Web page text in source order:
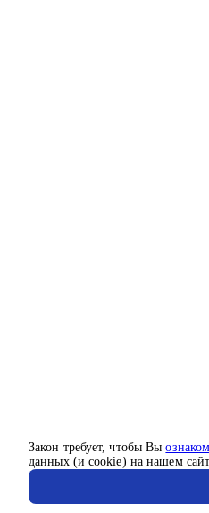
Закон требует, чтобы Вы
данных (и cookie) на нашем